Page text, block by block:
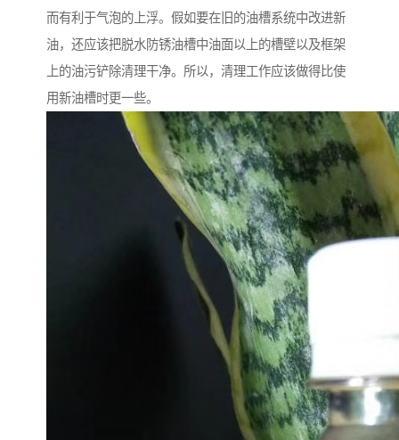
而有利于气泡的上浮。假如要在旧的油槽系统中改进新
油，还应该把脱水防锈油槽中油面以上的槽壁以及框架
上的油污铲除清理干净。所以，清理工作应该做得比使
用新油槽时更一些。